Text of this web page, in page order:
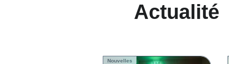
Actualité
Nouvelles